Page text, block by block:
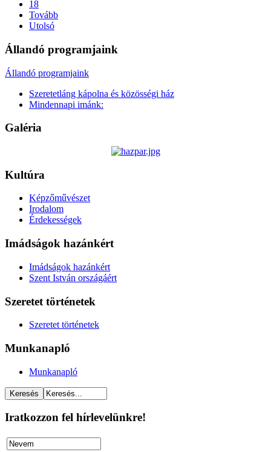
18
Tovább
Utolsó
Állandó programjaink
Állandó programjaink
Szeretetláng kápolna és közösségi ház
Mindennapi imánk:
Galéria
Kultúra
Képzőművészet
Irodalom
Érdekességek
Imádságok hazánkért
Imádságok hazánkért
Szent István országáért
Szeretet történetek
Szeretet történetek
Munkanapló
Munkanapló
Iratkozzon fel hírlevelünkre!